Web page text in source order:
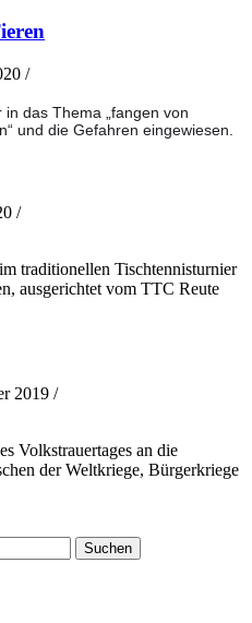
/
das Thema „fangen von
und die Gefahren eingewiesen.
/
traditionellen Tischtennisturnier
ausgerichtet vom TTC Reute
2019 /
Volkstrauertages an die
der Weltkriege, Bürgerkriege